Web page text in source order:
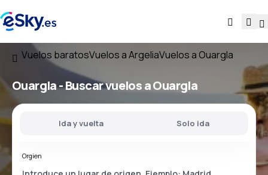
Vuelos baratosVuelos a ArgeliaVuelos a Ouargla
Ouargla - Buscar vuelos a Ouargla
Ida y vuelta Solo ida
Orgien